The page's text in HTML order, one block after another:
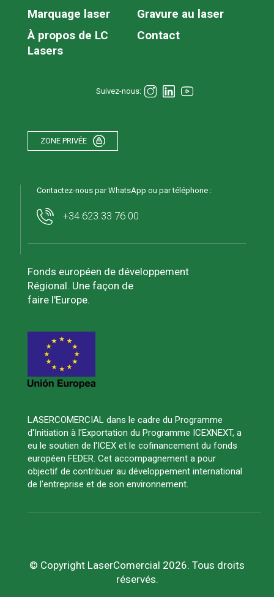
Marquage laser
Gravure au laser
À propos de LC
Lasers
Contact
Suivez-nous:
ZONE PRIVÉE
Contactez-nous par WhatsApp ou par téléphone :
+34 623 33 76 00
Fonds européen de développement
Régional. Une façon de
faire l'Europe.
LASERCOMERCIAL dans le cadre du Programme
d'Initiation à l'Exportation du Programme ICEXNEXT, a
eu le soutien de l'ICEX et le cofinancement du fonds
européen FEDER. Cet accompagnement a pour
objectif de contribuer au développement international
de l'entreprise et de son environnement.
© Copyright LaserComercial 2026. Tous droits
réservés.